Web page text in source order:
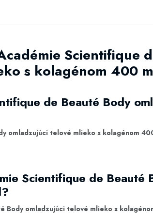
Scientifique
s kolagénom 400
de Beauté Body
omladzujúci telové mlieko s kolagénom
Scientifique de Beauté
Body omladzujúci telové mlieko s